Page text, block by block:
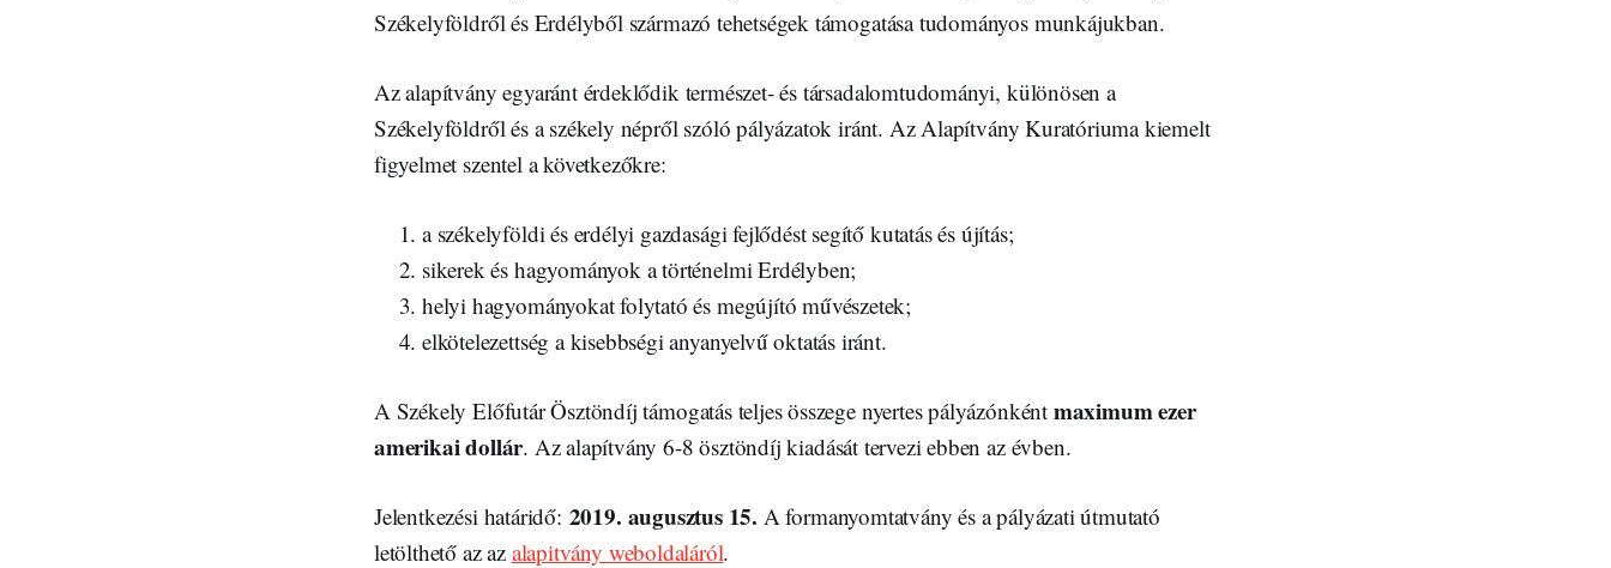
Székelyföldről és Erdélyből származó tehetségek támogatása tudományos munkájukban.
Az alapítvány egyaránt érdeklődik természet‐ és társadalomtudományi, különösen a
Székelyföldről és a székely népről szóló pályázatok iránt. Az Alapítvány Kuratóriuma kiemelt
figyelmet szentel a következőkre:
a székelyföldi és erdélyi gazdasági fejlődést segítő kutatás és újítás;
sikerek és hagyományok a történelmi Erdélyben;
helyi hagyományokat folytató és megújító művészetek;
elkötelezettség a kisebbségi anyanyelvű oktatás iránt.
A Székely Előfutár Ösztöndíj támogatás teljes összege nyertes pályázónként maximum ezer
amerikai dollár. Az alapítvány 6-8 ösztöndíj kiadását tervezi ebben az évben.
Jelentkezési határidő: 2019. augusztus 15. A formanyomtatvány és a pályázati útmutató
letölthető az az alapitvány weboldaláról.